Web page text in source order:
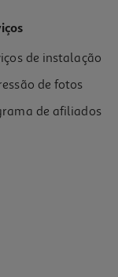
de instalação
de fotos
de afiliados